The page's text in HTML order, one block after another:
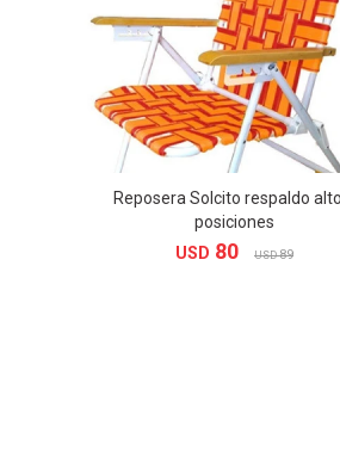
Reposera Solcito respaldo
posiciones
USD 80 USD 89